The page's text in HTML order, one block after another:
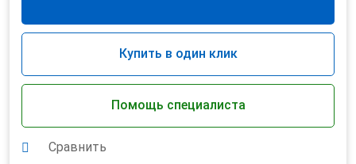
Купить в один клик
Помощь специалиста
Сравнить